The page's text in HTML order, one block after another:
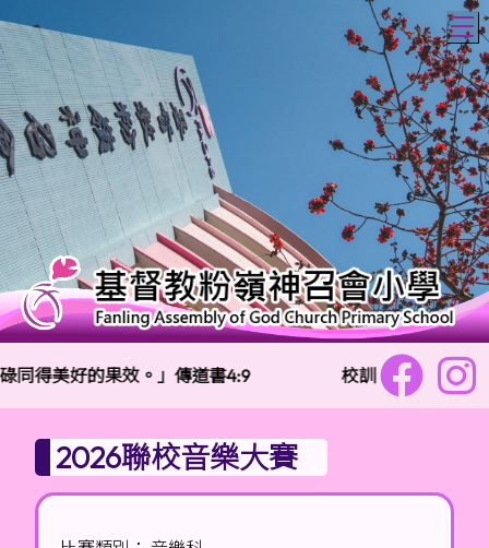
同得美好的果效。」傳道書4:9 校訓： 樂善勇敢 信
2026聯校音樂大賽